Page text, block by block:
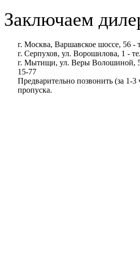
Заключаем
г. Москва, Варшавское шоссе, 56 -
г. Серпухов, ул. Ворошилова, 1 -
г. Мытищи, ул. Веры Волошиной,
15-77
Предварительно позвонить (за 1-3
пропуска.